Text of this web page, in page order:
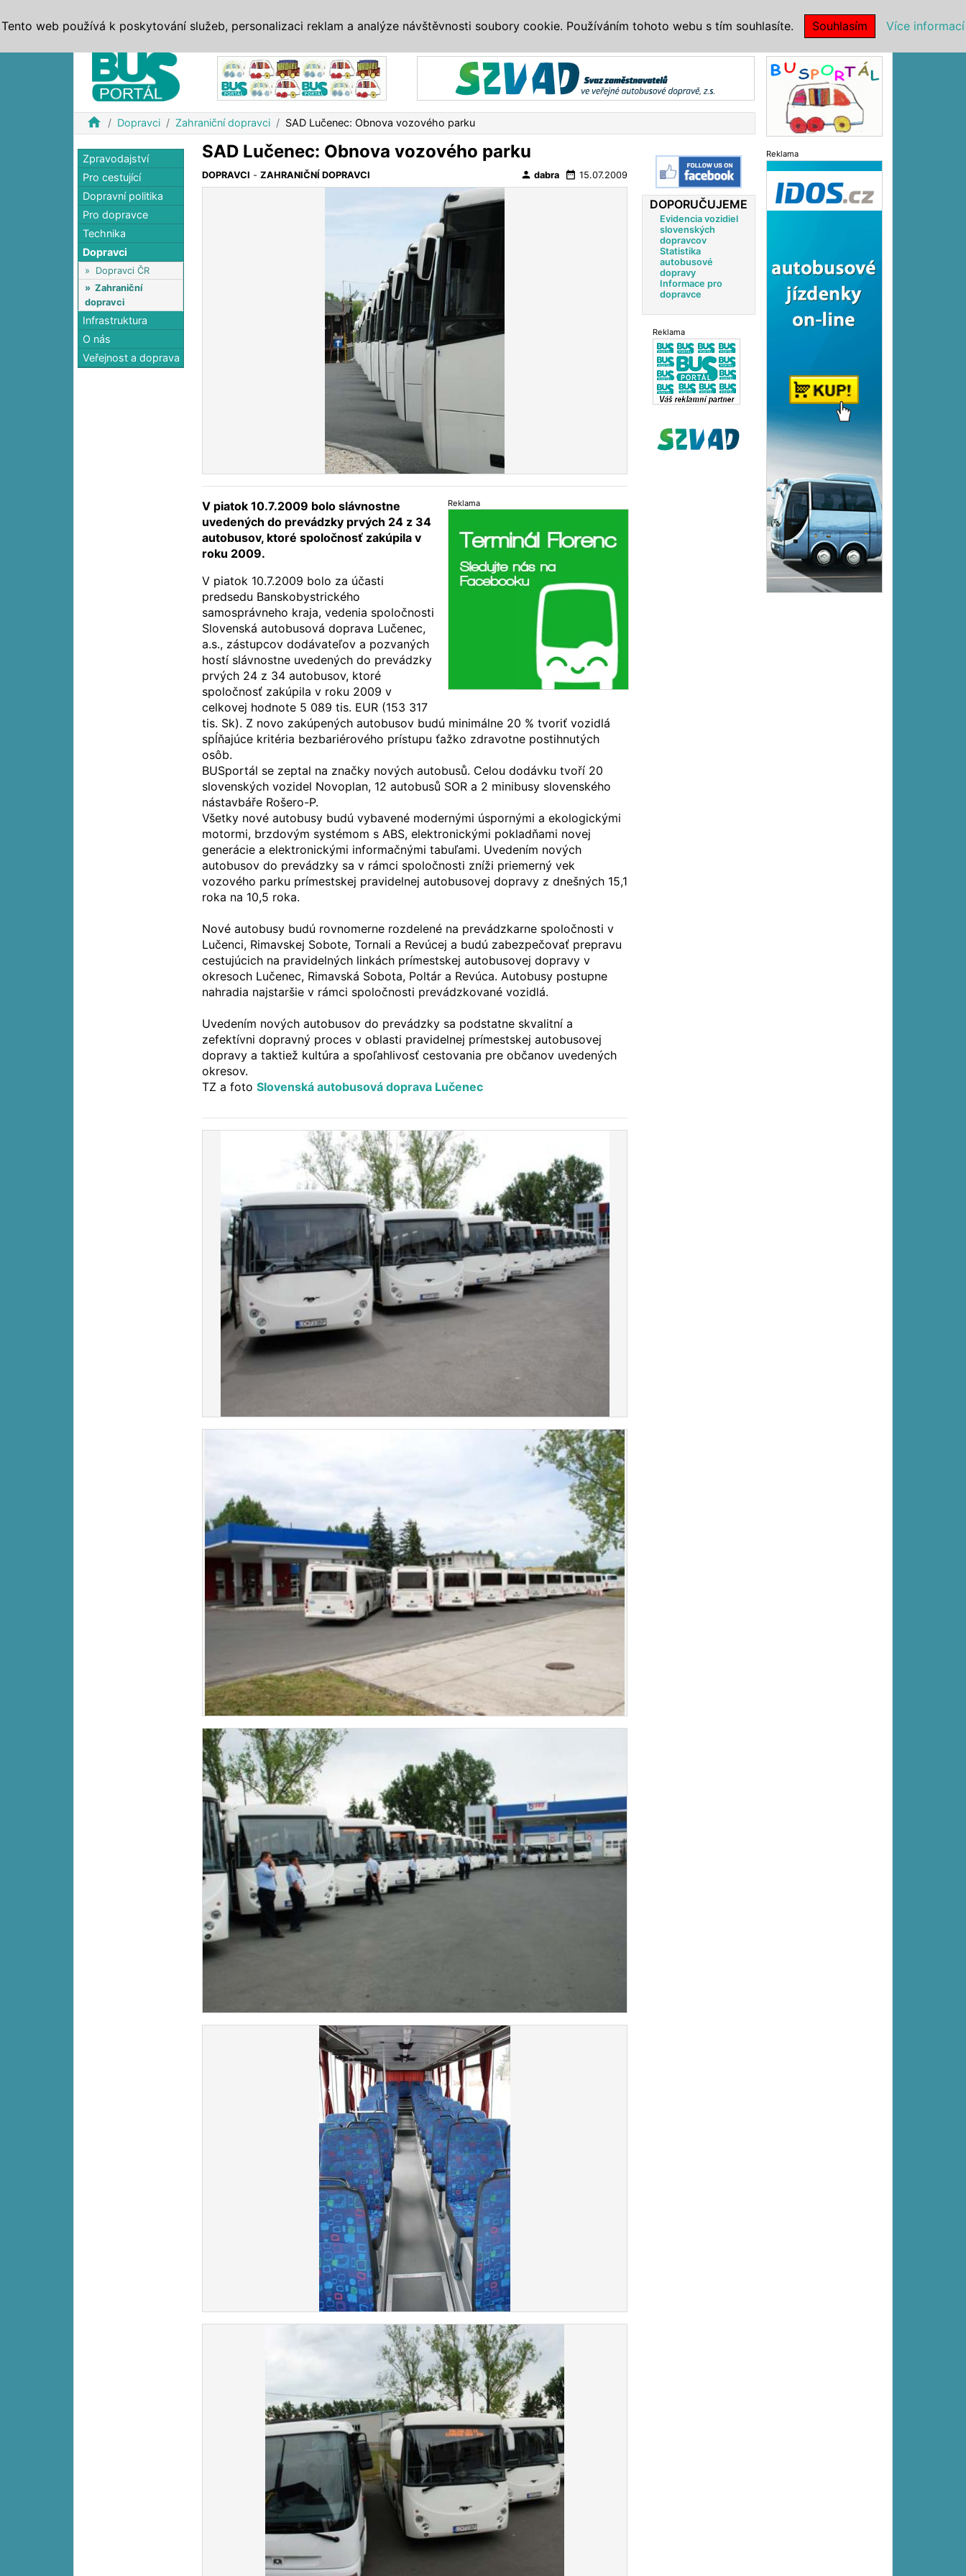
home Dopravci Zahraniční dopravci SAD Lučenec: Obnova vozového parku
Zpravodajství
Pro cestující
Dopravní politika
Pro dopravce
Technika
Dopravci
» Dopravci ČR
» Zahraniční
dopravci
Infrastruktura
O nás
Veřejnost a doprava
SAD Lučenec: Obnova vozového parku
DOPRAVCI -ZAHRANIČNÍ DOPRAVCI person dabra date_range 15.07.2009
Reklama
V piatok 10.7.2009 bolo slávnostne
uvedených do prevádzky prvých 24 z 34
autobusov, ktoré spoločnosť zakúpila v
roku 2009.
V piatok 10.7.2009 bolo za účasti
predsedu Banskobystrického
samosprávneho kraja, vedenia spoločnosti
Slovenská autobusová doprava Lučenec,
a.s., zástupcov dodávateľov a pozvaných
hostí slávnostne uvedených do prevádzky
prvých 24 z 34 autobusov, ktoré
spoločnosť zakúpila v roku 2009 v
celkovej hodnote 5 089 tis. EUR (153 317
tis. Sk). Z novo zakúpených autobusov budú minimálne 20 % tvoriť vozidlá
spĺňajúce kritéria bezbariérového prístupu ťažko zdravotne postihnutých
osôb.
BUSportál se zeptal na značky nových autobusů. Celou dodávku tvoří 20
slovenských vozidel Novoplan, 12 autobusů SOR a 2 minibusy slovenského
nástavbáře Rošero-P.
Všetky nové autobusy budú vybavené modernými úspornými a ekologickými
motormi, brzdovým systémom s ABS, elektronickými pokladňami novej
generácie a elektronickými informačnými tabuľami. Uvedením nových
autobusov do prevádzky sa v rámci spoločnosti zníži priemerný vek
vozového parku prímestskej pravidelnej autobusovej dopravy z dnešných 15,1
roka na 10,5 roka.
Nové autobusy budú rovnomerne rozdelené na prevádzkarne spoločnosti v
Lučenci, Rimavskej Sobote, Tornali a Revúcej a budú zabezpečovať prepravu
cestujúcich na pravidelných linkách prímestskej autobusovej dopravy v
okresoch Lučenec, Rimavská Sobota, Poltár a Revúca. Autobusy postupne
nahradia najstaršie v rámci spoločnosti prevádzkované vozidlá.
Uvedením nových autobusov do prevádzky sa podstatne skvalitní a
zefektívni dopravný proces v oblasti pravidelnej prímestskej autobusovej
dopravy a taktiež kultúra a spoľahlivosť cestovania pre občanov uvedených
okresov.
TZ a fotoSlovenská autobusová doprava Lučenec
DOPORUČUJEME
Evidencia vozidiel
slovenských
dopravcov
Statistika
autobusové
dopravy
Informace pro
dopravce
Reklama
Reklama
Tento web používá k poskytování služeb, personalizaci reklam a analýze návštěvnosti soubory cookie. Používáním tohoto webu s tím souhlasíte. Souhlasím Více informací